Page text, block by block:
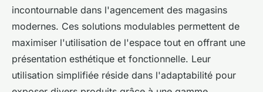
incontournable dans l'agencement des magasins
modernes. Ces solutions modulables permettent de
maximiser l'utilisation de l'espace tout en offrant une
présentation esthétique et fonctionnelle. Leur
utilisation simplifiée réside dans l'adaptabilité pour